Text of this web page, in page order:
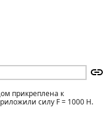
прикреплена к
силу F = 1000 Н.